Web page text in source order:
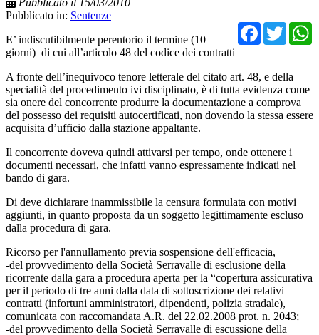
Pubblicato in: Sentenze
E’ indiscutibilmente perentorio il termine (10
giorni) di cui all’articolo 48 del codice dei contratti
A fronte dell’inequivoco tenore letterale del citato art. 48, e della
specialità del procedimento ivi disciplinato, è di tutta evidenza come
sia onere del concorrente produrre la documentazione a comprova
del possesso dei requisiti autocertificati, non dovendo la stessa essere
acquisita d’ufficio dalla stazione appaltante.
Il concorrente doveva quindi attivarsi per tempo, onde ottenere i
documenti necessari, che infatti vanno espressamente indicati nel
bando di gara.
Di deve dichiarare inammissibile la censura formulata con motivi
aggiunti, in quanto proposta da un soggetto legittimamente escluso
dalla procedura di gara.
Ricorso per l'annullamento previa sospensione dell'efficacia,
-del provvedimento della Società Serravalle di esclusione della
ricorrente dalla gara a procedura aperta per la “copertura assicurativa
per il periodo di tre anni dalla data di sottoscrizione dei relativi
contratti (infortuni amministratori, dipendenti, polizia stradale),
comunicata con raccomandata A.R. del 22.02.2008 prot. n. 2043;
-del provvedimento della Società Serravalle di escussione della